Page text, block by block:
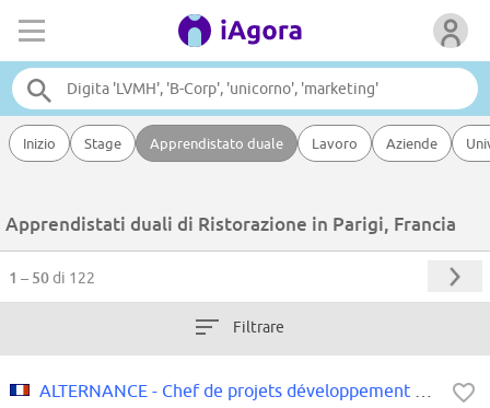
Inizio Stage Apprendistato duale Lavoro Aziende
Apprendistati duali di Ristorazione in Parigi, Francia
1 – 50di 122
Filtrare